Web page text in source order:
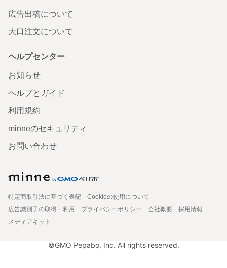
広告出稿について
大口注文について
ヘルプセンター
お知らせ
ヘルプとガイド
利用規約
minneのセキュリティ
お問い合わせ
特定商取引法に基づく表記
Cookieの使用について
広告識別子の取得・利用
プライバシーポリシー 会社概要
採用情報
メディアキット
©GMO Pepabo, Inc. All rights reserved.